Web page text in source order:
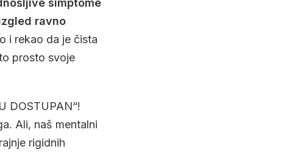
simptome
ravno
i rekao da je čista
prosto svoje
DOSTUPAN“!
Ali, naš mentalni
rigidnih